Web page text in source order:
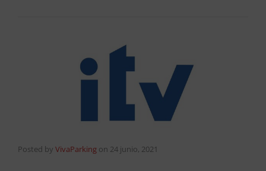
Posted by VivaParking on 24 junio, 2021